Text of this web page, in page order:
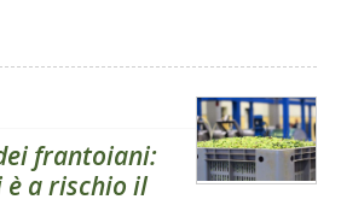
frantoiani:
a rischio il